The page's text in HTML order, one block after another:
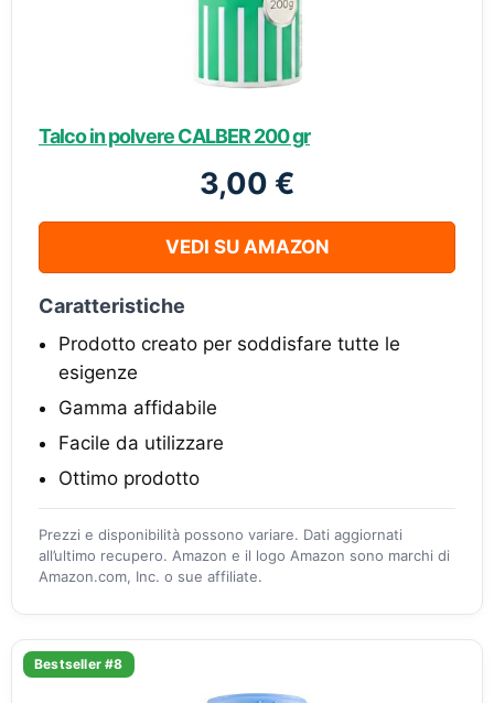
Talco in polvere CALBER 200 gr
3,00 €
VEDI SU AMAZON
Caratteristiche
Prodotto creato per soddisfare tutte le
esigenze
Gamma affidabile
Facile da utilizzare
Ottimo prodotto
Prezzi e disponibilità possono variare. Dati aggiornati
all’ultimo recupero. Amazon e il logo Amazon sono marchi di
Amazon.com, Inc. o sue affiliate.
Bestseller #8